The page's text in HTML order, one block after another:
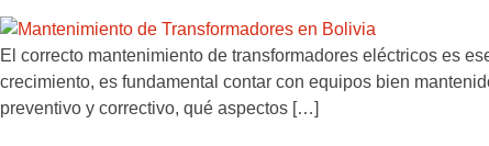
El correcto mantenimiento de transformadores eléctricos es
crecimiento, es fundamental contar con equipos bien
preventivo y correctivo, qué aspectos […]